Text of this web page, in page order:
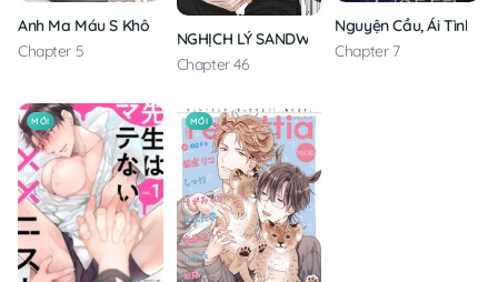
Anh Ma Máu S Không Cho Tôi Ngủ Yên
Chapter 5
NGHỊCH LÝ SANDWICH
Chapter 46
Nguyện Cầu, Ái Tình,
Chapter 7
MỚI MỚI